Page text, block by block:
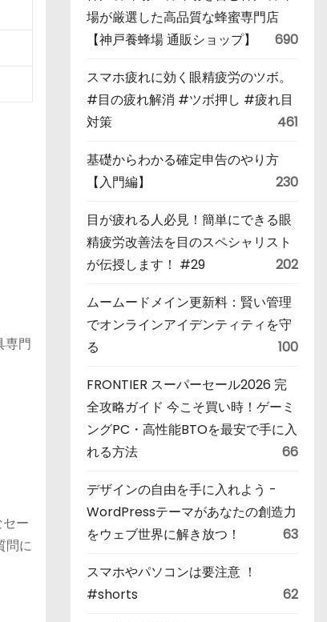
専門
ー
問に
場が厳選した高品質な蜂蜜専門店
【神戸養蜂場 通販ショップ】
690
スマホ疲れに効く眼精疲労のツボ。
#目の疲れ解消 #ツボ押し #疲れ目
対策
461
基礎からわかる確定申告のやり方
【入門編】
230
目が疲れる人必見！簡単にできる眼
精疲労改善法を目のスペシャリスト
が伝授します！ #29
202
ムームードメイン更新料：賢い管理
でオンラインアイデンティティを守
る
100
FRONTIER スーパーセール2026 完
全攻略ガイド 今こそ買い時！ゲーミ
ングPC・高性能BTOを最安で手に入
れる方法
66
デザインの自由を手に入れよう -
WordPressテーマがあなたの創造力
をウェブ世界に解き放つ！
63
スマホやパソコンは要注意 ！
#shorts
62